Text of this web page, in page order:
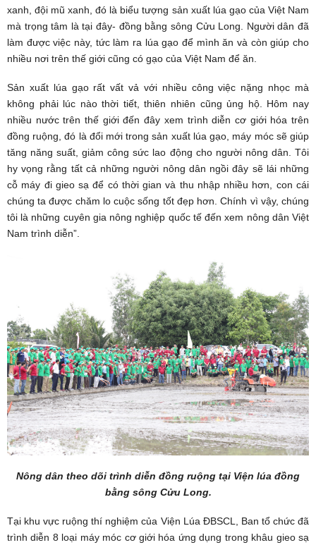
xanh, đội mũ xanh, đó là biểu tượng sản xuất lúa gạo của Việt Nam
mà trọng tâm là tại đây- đồng bằng sông Cửu Long. Người dân đã
làm được việc này, tức làm ra lúa gạo để mình ăn và còn giúp cho
nhiều nơi trên thế giới cũng có gạo của Việt Nam để ăn.
Sản xuất lúa gạo rất vất vả với nhiều công việc nặng nhọc mà
không phải lúc nào thời tiết, thiên nhiên cũng ủng hộ. Hôm nay
nhiều nước trên thế giới đến đây xem trình diễn cơ giới hóa trên
đồng ruộng, đó là đổi mới trong sản xuất lúa gạo, máy móc sẽ giúp
tăng năng suất, giảm công sức lao động cho người nông dân. Tôi
hy vọng rằng tất cả những người nông dân ngồi đây sẽ lái những
cỗ máy đi gieo sạ để có thời gian và thu nhập nhiều hơn, con cái
chúng ta được chăm lo cuộc sống tốt đẹp hơn. Chính vì vậy, chúng
tôi là những cuyên gia nông nghiệp quốc tế đến xem nông dân Việt
Nam trình diễn”.
Nông dân theo dõi trình diễn đồng ruộng tại Viện lúa đồng
bằng sông Cửu Long.
Tại khu vực ruộng thí nghiệm của Viện Lúa ĐBSCL, Ban tổ chức đã
trình diễn 8 loại máy móc cơ giới hóa ứng dụng trong khâu gieo sạ